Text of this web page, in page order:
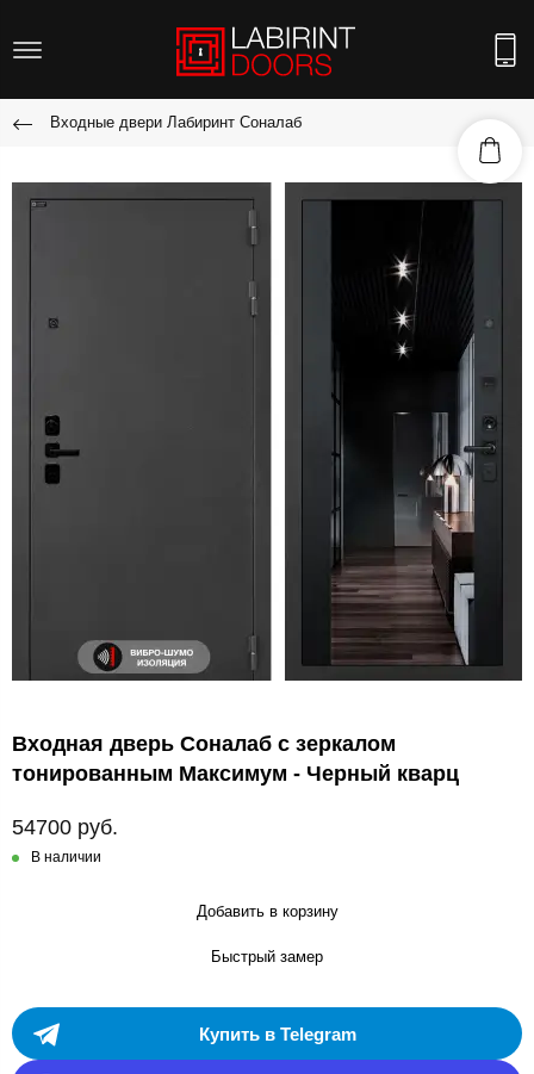
Входные двери Лабиринт Соналаб
Входная дверь Соналаб с зеркалом
тонированным Максимум - Черный кварц
54700 руб.
В наличии
Добавить в корзину
Быстрый замер
Купить в Telegram